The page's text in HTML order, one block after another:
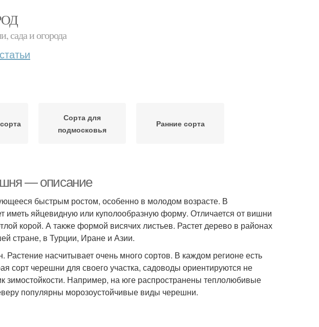
сада и огорода
статьи
Сорта для
подмосковья
Ранние сорта
— описание
быстрым ростом, особенно в молодом возрасте. В
иметь яйцевидную или куполообразную форму. Отличается от вишни
корой. А также формой висячих листьев. Растет дерево в районах
стране, в Турции, Иране и Азии.
насчитывает очень много сортов. В каждом регионе есть
черешни для своего участка, садоводы ориентируются не
зимостойкости. Например, на юге распространены теплолюбивые
популярны морозоустойчивые виды черешни.